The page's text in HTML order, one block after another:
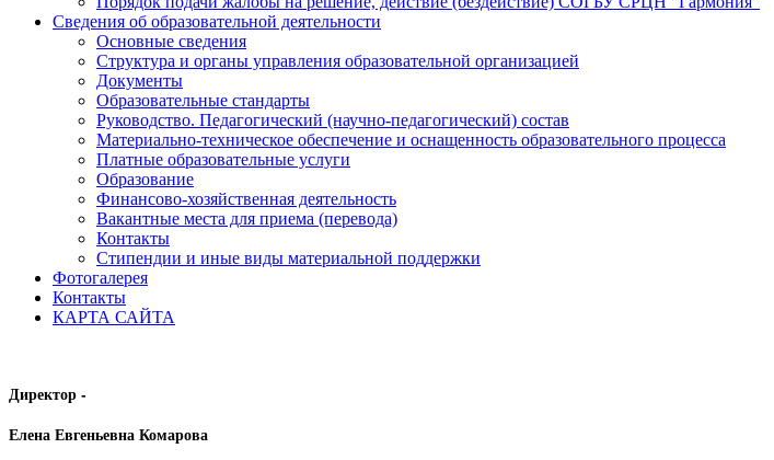
Сведения об образовательной деятельности
Основные сведения
Структура и органы управления образовательной организацией
Документы
Образовательные стандарты
Руководство. Педагогический (научно-педагогический) состав
Материально-техническое обеспечение и оснащенность образовательного процесса
Платные образовательные услуги
Образование
Финансово-хозяйственная деятельность
Вакантные места для приема (перевода)
Контакты
Стипендии и иные виды материальной поддержки
Фотогалерея
Контакты
КАРТА САЙТА
Директор -
Елена Евгеньевна Комарова